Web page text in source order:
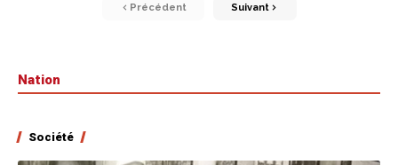
Précédent Suivant
Nation
Société